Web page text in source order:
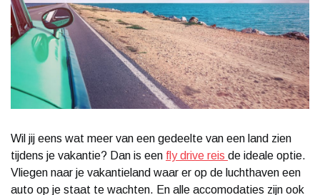
Wil jij eens wat meer van een gedeelte van een land zien
tijdens je vakantie? Dan is een fly drive reis de ideale optie.
Vliegen naar je vakantieland waar er op de luchthaven een
auto op je staat te wachten. En alle accomodaties zijn ook